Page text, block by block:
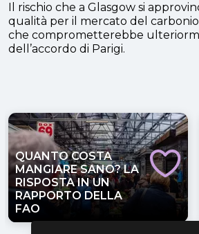
Il rischio che a Glasgow si
qualità per il mercato del
che comprometterebbe
dell’accordo di Parigi.
QUANTO COSTA
MANGIARE SANO? LA
RISPOSTA IN UN
RAPPORTO DELLA
FAO